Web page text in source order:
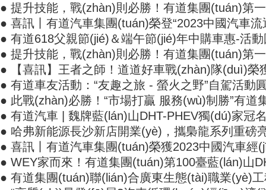
● 提升技能，戰(zhàn)則必勝！有道集團(tuán)第
● 喜訊丨有道汽車集團(tuán)榮登“2023中國汽車流通
● 有道618父親節(jié)＆端午節(jié)年中購車惠-活動
● 提升技能，戰(zhàn)則必勝！有道集團(tuán)
● 【喜訊】王者之師！道道好車戰(zhàn)隊(duì)榮
● 有道車友活動：“友趣之旅 - 螢火之野”自駕活動
● 此戰(zhàn)必勝！“市場打贏 服務(wù)制勝”有
● 有道汽車 | 魏牌藍(lán)山DHT-PHEV獨(dú)家冠
● 哈弗新能源長沙新店開業(yè)，攜梟龍系列重磅
● 喜訊丨有道汽車集團(tuán)榮獲2023中國汽車
● WEY家而來！有道集團(tuán)第100臺藍(lán)山
● 有道集團(tuán)聯(lián)合廣東生態(tài)職業(yè)